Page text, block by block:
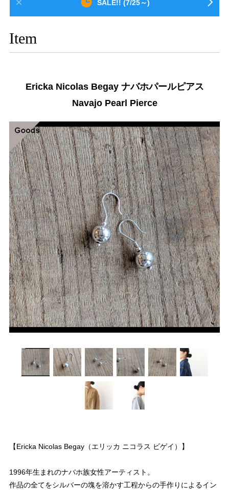
SALE!! (7/25～)
Item
Ericka Nicolas Begay ナバホパールピアス
Navajo Pearl Pierce
【Ericka Nicolas Begay（エリッカ ニコラス ビゲイ）】
1996年生まれのナバホ族女性アーティスト。
作品の全てをシルバーの塊を溶かす工程からの手作りによるイン